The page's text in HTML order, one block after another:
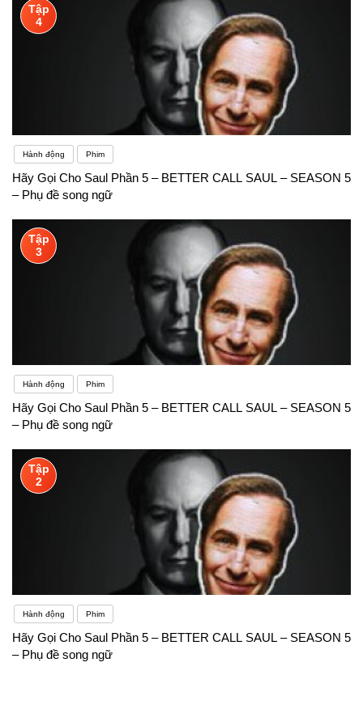
Tập
4
Hành động Phim
Hãy Gọi Cho Saul Phần 5 – BETTER CALL SAUL – SEASON 5
– Phụ đề song ngữ
Tập
3
Hành động Phim
Hãy Gọi Cho Saul Phần 5 – BETTER CALL SAUL – SEASON 5
– Phụ đề song ngữ
Tập
2
Hành động Phim
Hãy Gọi Cho Saul Phần 5 – BETTER CALL SAUL – SEASON 5
– Phụ đề song ngữ